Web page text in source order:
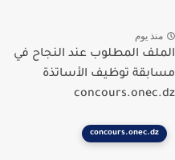
يوم
المطلوب عند النجاح في
توظيف الأساتذة
concours.onec.dz